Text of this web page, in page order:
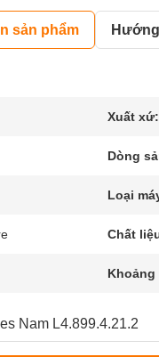
sản phẩm
Xuất xứ:
Dòng
Loại
Chất
Nam L4.899.4.21.2